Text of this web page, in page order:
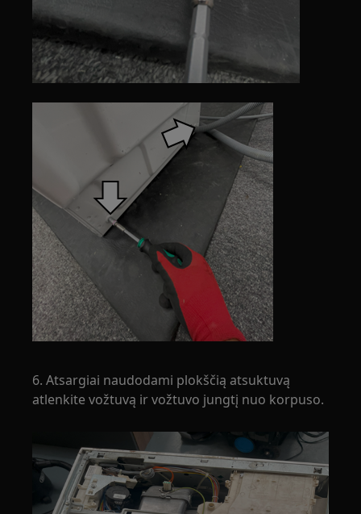
6. Atsargiai naudodami plokščią atsuktuvą
atlenkite vožtuvą ir vožtuvo jungtį nuo korpuso.